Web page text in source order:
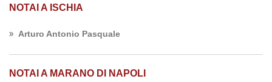
NOTAI A ISCHIA
Arturo Antonio Pasquale
NOTAI A MARANO DI NAPOLI